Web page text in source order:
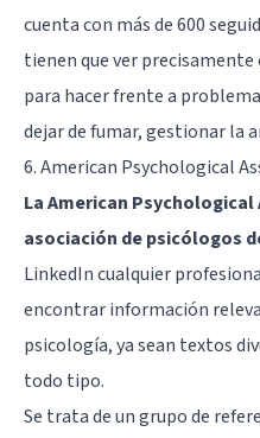
cuenta con más de 600
tienen que ver
para hacer frente a
dejar de fumar, gestionar la
6.American Psychological
La American
asociación de psicólogos
LinkedIn cualquier
encontrar información
psicología, ya sean textos
todo tipo.
Se trata de un grupo de